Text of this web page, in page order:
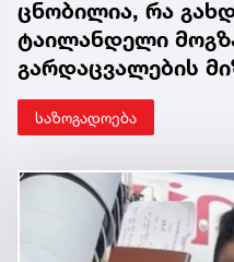
ცნობილია, რა
ტაილანდელი
გარდაცვალების
საზოგადოება